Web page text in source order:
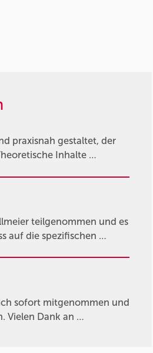
praxisnah gestaltet, der
Inhalte …
teilgenommen und es
auf die spezifischen …
sofort mitgenommen und
Vielen Dank an …